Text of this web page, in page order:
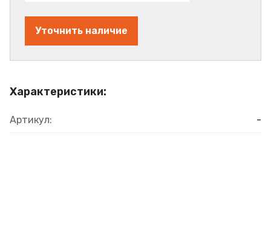
Характеристики:
Артикул: -
Уточнить наличие